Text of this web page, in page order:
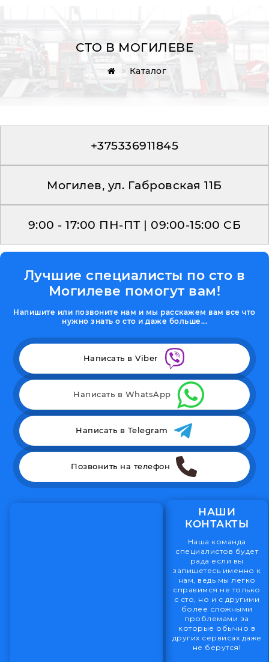
Главная
СТО В МОГИЛЕВЕ
Каталог
+375336911845
Могилев, ул. Габровская 11Б
9:00 - 17:00 ПН-ПТ | 09:00-15:00 СБ
Лучшие специалисты по сто в
Могилеве помогут вам!
Напишите или позвоните нам и мы расскажем вам все что
нужно знать о сто и даже больше...
Написать в Viber
Написать в WhatsApp
Написать в Telegram
Позвонить на телефон
НАШИ
КОНТАКТЫ
Наша команда
специалистов будет
рада если вы
запишетесь именно к
нам, ведь мы легко
справимся не только
с сто, но и с другими
более сложными
проблемами за
которые обычно в
других сервисах даже
не берутся!